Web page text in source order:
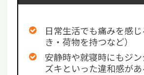
日常生活でも痛みを感
き・荷物を持つなど）
安静時や就寝時にもジ
ズキといった違和感があ